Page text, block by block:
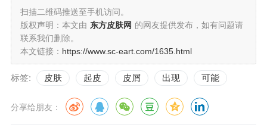
扫描二维码推送至手机访问。
版权声明：本文由 东方皮肤网 的网友提供发布，如有问题请
联系我们删除。
本文链接： https://www.sc-eart.com/1635.html
标签: 皮肤 起皮 皮屑 出现 可能
分享给朋友：